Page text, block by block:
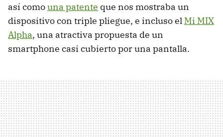
así comouna patente que nos mostraba un
dispositivo con triple pliegue, e incluso el Mi MIX
Alpha, una atractiva propuesta de un
smartphone casi cubierto por una pantalla.